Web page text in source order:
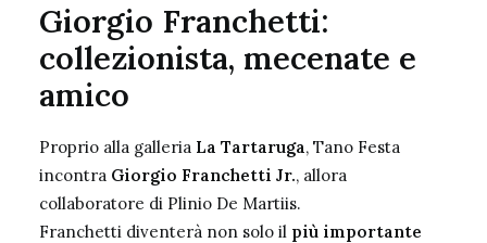
Giorgio Franchetti:
collezionista, mecenate e
amico
Proprio alla galleria La Tartaruga, Tano Festa
incontra Giorgio Franchetti Jr., allora
collaboratore di Plinio De Martiis.
Franchetti diventerà non solo il più importante